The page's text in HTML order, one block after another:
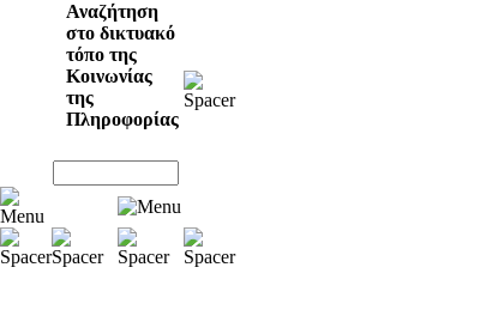
Αναζήτηση
στο δικτυακό
τόπο της
Κοινωνίας
της
Πληροφορίας